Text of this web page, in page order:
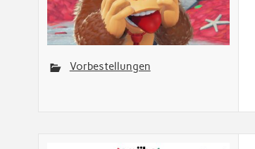
Vorbestellungen